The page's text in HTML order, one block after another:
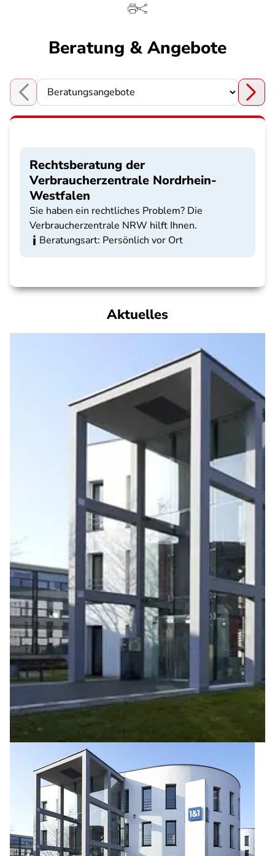
Beratung & Angebote
Choose a section
Rechtsberatung der
Verbraucherzentrale Nordrhein-
Westfalen
Sie haben ein rechtliches Problem? Die
Verbraucherzentrale NRW hilft Ihnen.
Beratungsart: Persönlich vor Ort
Aktuelles